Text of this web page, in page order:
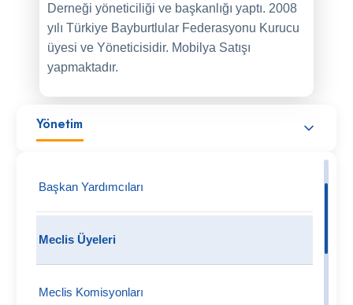
Yönetim
Başkan Yardımcıları
Meclis Üyeleri
Meclis Komisyonları
Derneği yöneticiliği ve başkanlığı yaptı. 2008
yılı Türkiye Bayburtlular Federasyonu Kurucu
üyesi ve Yöneticisidir. Mobilya Satışı
yapmaktadır.